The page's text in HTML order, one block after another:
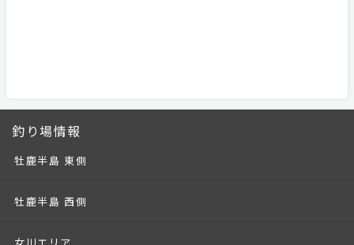
釣り場情報
牡鹿半島 東側
牡鹿半島 西側
女川エリア